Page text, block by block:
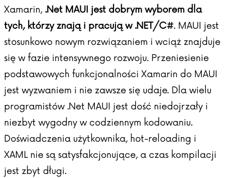
Xamarin, .Net MAUI jest dobrym wyborem dla
tych, którzy znają i pracują w .NET/C#. MAUI jest
stosunkowo nowym rozwiązaniem i wciąż znajduje
się w fazie intensywnego rozwoju. Przeniesienie
podstawowych funkcjonalności Xamarin do MAUI
jest wyzwaniem i nie zawsze się udaje. Dla wielu
programistów .Net MAUI jest dość niedojrzały i
niezbyt wygodny w codziennym kodowaniu.
Doświadczenia użytkownika, hot-reloading i
XAML nie są satysfakcjonujące, a czas kompilacji
jest zbyt długi.